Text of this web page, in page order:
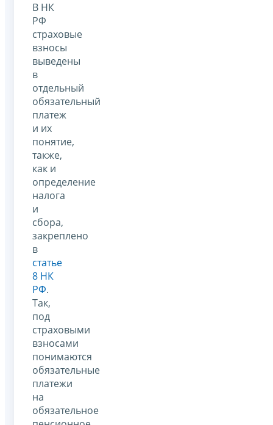
В НК
РФ
страховые
взносы
выведены
в
отдельный
обязательный
платеж
и их
понятие,
также,
как и
определение
налога
и
сбора,
закреплено
в
статье
8 НК
РФ.
Так,
под
страховыми
взносами
понимаются
обязательные
платежи
на
обязательное